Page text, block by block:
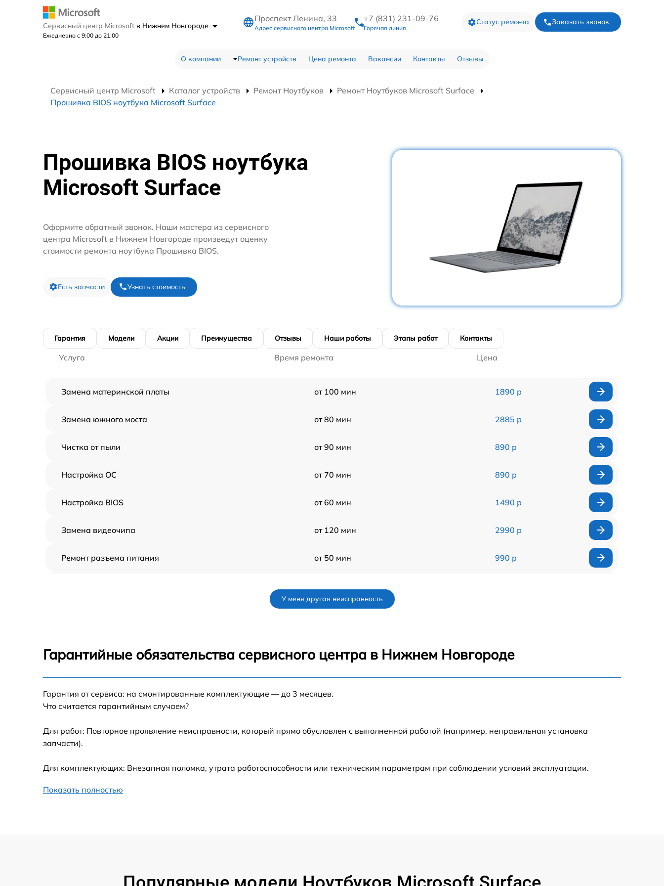
Сервисный центр Microsoft в Нижнем Новгороде
Ежедневно с 9:00 до 21:00
Проспект Ленина, 33
Адрес сервисного центра Microsoft
+7 (831) 231-09-76
Горячая линия
Статус ремонта Заказать звонок
О компании Ремонт устройств Цена ремонта Вакансии Контакты Отзывы
Сервисный центр Microsoft Каталог устройств Ремонт Ноутбуков
Ремонт Ноутбуков Microsoft Surface
Прошивка BIOS ноутбука Microsoft Surface
Прошивка BIOS ноутбука
Microsoft Surface
Оформите обратный звонок. Наши мастера из сервисного
центра Microsoft в Нижнем Новгороде произведут оценку
стоимости ремонта ноутбука Прошивка BIOS.
Есть запчасти Узнать стоимость
Гарантия Модели Акции Преимущества Отзывы Наши работы Этапы работ Контакты
Услуга Время ремонта Цена
Замена материнской платы от 100 мин 1890 р
Замена южного моста от 80 мин 2885 р
Чистка от пыли от 90 мин 890 р
Настройка ОС от 70 мин 890 р
Настройка BIOS от 60 мин 1490 р
Замена видеочипа от 120 мин 2990 р
Ремонт разъема питания от 50 мин 990 р
Замена шим-контроллера от 120 мин
У меня другая неисправность
Гарантийные обязательства сервисного центра в Нижнем Новгороде
Гарантия от сервиса: на смонтированные комплектующие — до 3 месяцев.
Что считается гарантийным случаем?
Для работ: Повторное проявление неисправности, который прямо обусловлен с выполненной работой (например, неправильная установка
запчасти).
Для комплектующих: Внезапная поломка, утрата работоспособности или техническим параметрам при соблюдении условий эксплуатации.
Показать полностью